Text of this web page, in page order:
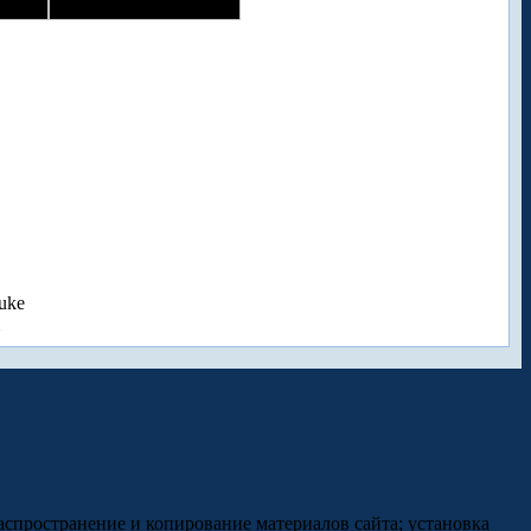
и копирование материалов сайта; установка